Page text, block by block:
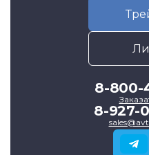
8-800-
8-927-